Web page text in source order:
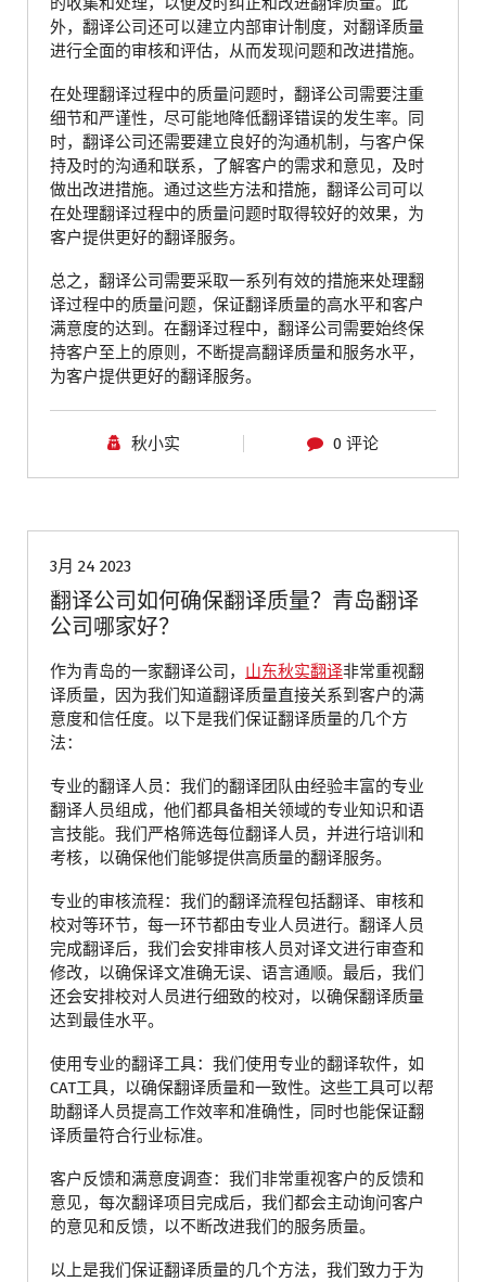
外，翻译公司还可以建立内部审计制度，对翻译质量
进行全面的审核和评估，从而发现问题和改进措施。
在处理翻译过程中的质量问题时，翻译公司需要注重
细节和严谨性，尽可能地降低翻译错误的发生率。同
时，翻译公司还需要建立良好的沟通机制，与客户保
持及时的沟通和联系，了解客户的需求和意见，及时
做出改进措施。通过这些方法和措施，翻译公司可以
在处理翻译过程中的质量问题时取得较好的效果，为
客户提供更好的翻译服务。
总之，翻译公司需要采取一系列有效的措施来处理翻
译过程中的质量问题，保证翻译质量的高水平和客户
满意度的达到。在翻译过程中，翻译公司需要始终保
持客户至上的原则，不断提高翻译质量和服务水平，
为客户提供更好的翻译服务。
秋小实 0 评论
3月 24 2023
翻译公司如何确保翻译质量？青岛翻译
公司哪家好？
作为青岛的一家翻译公司， 山东秋实翻译非常重视翻
译质量，因为我们知道翻译质量直接关系到客户的满
意度和信任度。以下是我们保证翻译质量的几个方
法：
专业的翻译人员：我们的翻译团队由经验丰富的专业
翻译人员组成，他们都具备相关领域的专业知识和语
言技能。我们严格筛选每位翻译人员，并进行培训和
考核，以确保他们能够提供高质量的翻译服务。
专业的审核流程：我们的翻译流程包括翻译、审核和
校对等环节，每一环节都由专业人员进行。翻译人员
完成翻译后，我们会安排审核人员对译文进行审查和
修改，以确保译文准确无误、语言通顺。最后，我们
还会安排校对人员进行细致的校对，以确保翻译质量
达到最佳水平。
使用专业的翻译工具：我们使用专业的翻译软件，如
CAT工具，以确保翻译质量和一致性。这些工具可以帮
助翻译人员提高工作效率和准确性，同时也能保证翻
译质量符合行业标准。
客户反馈和满意度调查：我们非常重视客户的反馈和
意见，每次翻译项目完成后，我们都会主动询问客户
的意见和反馈，以不断改进我们的服务质量。
以上是我们保证翻译质量的几个方法，我们致力于为